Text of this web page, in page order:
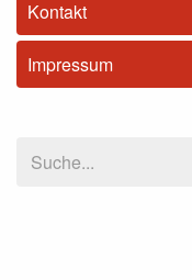
Kontakt
Impressum